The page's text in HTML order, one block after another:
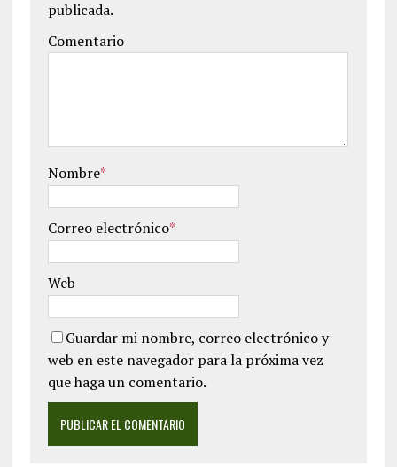
publicada.
Comentario
Nombre*
Correo electrónico*
Web
Guardar mi nombre, correo electrónico y
web en este navegador para la próxima vez
que haga un comentario.